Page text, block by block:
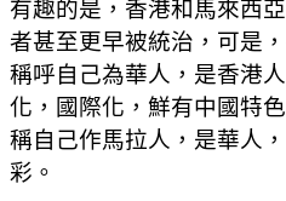
有趣的是，香港和馬來西
者甚至更早被統治，可是
稱呼自己為華人，是香港
化，國際化，鮮有中國特
稱自己作馬拉人，是華人
彩。